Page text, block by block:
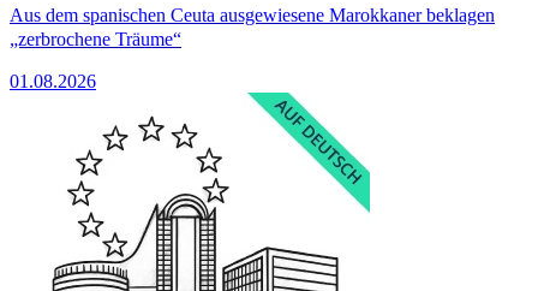
Aus dem spanischen Ceuta ausgewiesene Marokkaner beklagen
„zerbrochene Träume“
01.08.2026